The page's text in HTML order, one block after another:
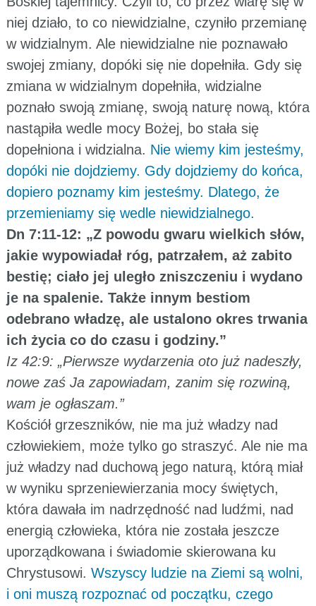
niej działo, to co niewidzialne, czyniło przemianę
w widzialnym. Ale niewidzialne nie poznawało
swojej zmiany, dopóki się nie dopełniła. Gdy się
zmiana w widzialnym dopełniła, widzialne
poznało swoją zmianę, swoją naturę nową, która
nastąpiła wedle mocy Bożej, bo stała się
dopełniona i widzialna. Nie wiemy kim jesteśmy,
dopóki nie dojdziemy. Gdy dojdziemy do końca,
dopiero poznamy kim jesteśmy. Dlatego, że
przemieniamy się wedle niewidzialnego.
Dn 7:11-12: „Z powodu gwaru wielkich słów,
jakie wypowiadał róg, patrzałem, aż zabito
bestię; ciało jej uległo zniszczeniu i wydano
je na spalenie. Także innym bestiom
odebrano władzę, ale ustalono okres trwania
ich życia co do czasu i godziny.”
Iz 42:9: „Pierwsze wydarzenia oto już nadeszły,
nowe zaś Ja zapowiadam, zanim się rozwiną,
wam je ogłaszam.”
Kościół grzeszników, nie ma już władzy nad
człowiekiem, może tylko go straszyć. Ale nie ma
już władzy nad duchową jego naturą, którą miał
w wyniku sprzeniewierzania mocy świętych,
która dawała im nadrzędność nad ludźmi, nad
energią człowieka, która nie została jeszcze
uporządkowana i świadomie skierowana ku
Chrystusowi. Wszyscy ludzie na Ziemi są wolni,
i oni muszą rozpoznać od początku, czego